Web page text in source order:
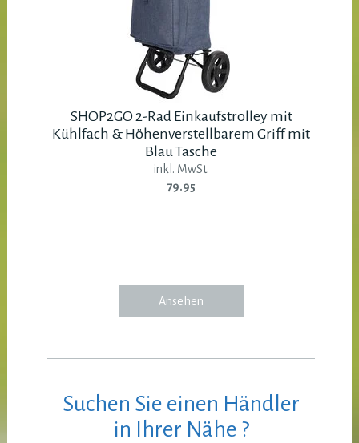
SHOP2GO 2-Rad Einkaufstrolley mit
Kühlfach & Höhenverstellbarem Griff mit
Blau Tasche
inkl. MwSt.
79.95
Ansehen
Suchen Sie einen Händler
in Ihrer Nähe ?